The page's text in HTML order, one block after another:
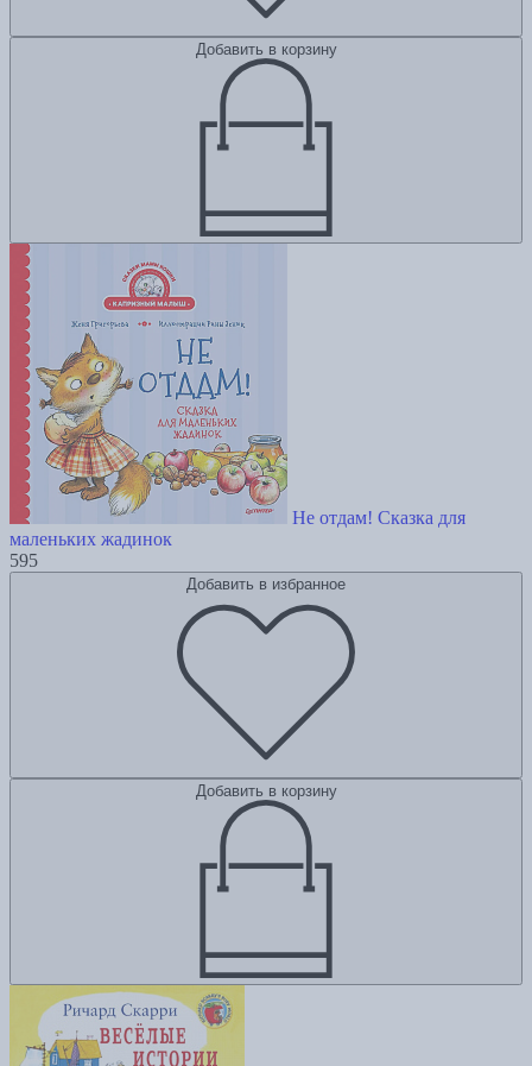
Добавить в корзину
Не отдам! Сказка для
маленьких жадинок
595
Добавить в избранное
Добавить в корзину